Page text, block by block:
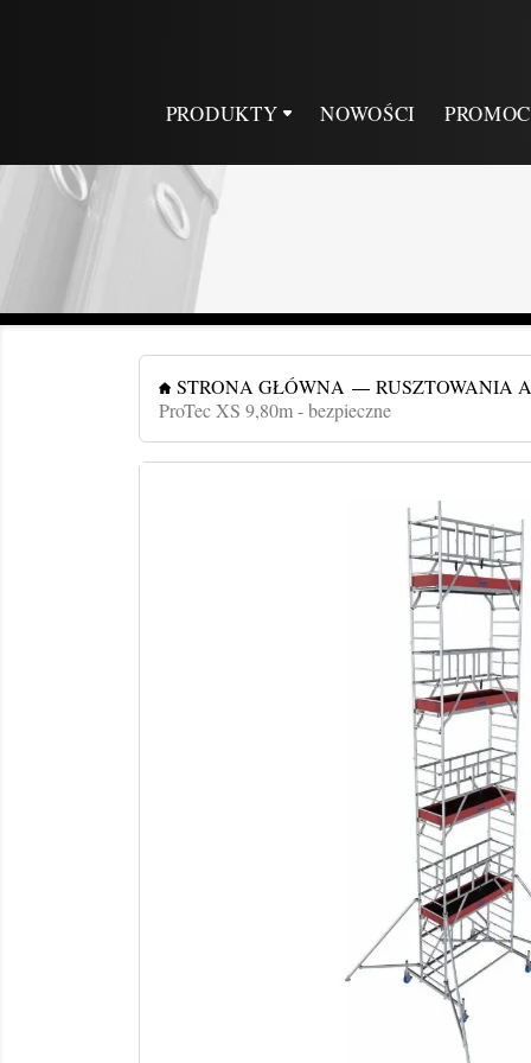
PRODUKTY NOWOŚCI
STRONA GŁÓWNA
RUSZTOWANIA
ProTec XS 9,80m - bezpieczne